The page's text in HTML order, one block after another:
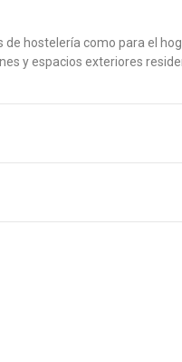
hostelería como para el
y espacios exteriores